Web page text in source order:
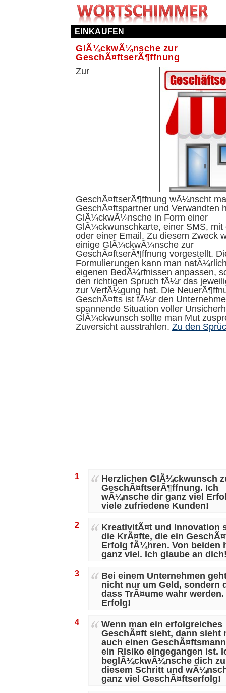
EINKAUFEN
GlÃ¼ckwÃ¼nsche zur
GeschÃ¤ftserÃ¶ffnung
Zur
GeschÃ¤ftserÃ¶ffnung wÃ¼nscht
GeschÃ¤ftspartner und Verwandten
GlÃ¼ckwÃ¼nsche in Form einer
GlÃ¼ckwunschkarte, einer SMS, mit
oder einer Email. Zu diesem Zweck
einige GlÃ¼ckwÃ¼nsche zur
GeschÃ¤ftserÃ¶ffnung vorgestellt.
Formulierungen kann man
eigenen BedÃ¼rfnissen anpassen,
den richtigen Spruch fÃ¼r das
zur VerfÃ¼gung hat. Die
GeschÃ¤fts ist fÃ¼r den
spannende Situation voller
GlÃ¼ckwunsch sollte man Mut
Zuversicht ausstrahlen. Zu den
1
Herzlichen GlÃ¼ckwunsch
GeschÃ¤ftserÃ¶ffnung. Ich
wÃ¼nsche dir ganz viel
viele zufriedene Kunden!
2
KreativitÃ¤t und Innovation
die KrÃ¤fte, die ein
Erfolg fÃ¼hren. Von beiden
ganz viel. Ich glaube an
3
Bei einem Unternehmen
nicht nur um Geld, sondern
dass TrÃ¤ume wahr werden.
Erfolg!
4
Wenn man ein erfolgreiches
GeschÃ¤ft sieht, dann sieht
auch einen
ein Risiko eingegangen ist.
beglÃ¼ckwÃ¼nsche dich zu
diesem Schritt und
ganz viel GeschÃ¤ftserfolg!